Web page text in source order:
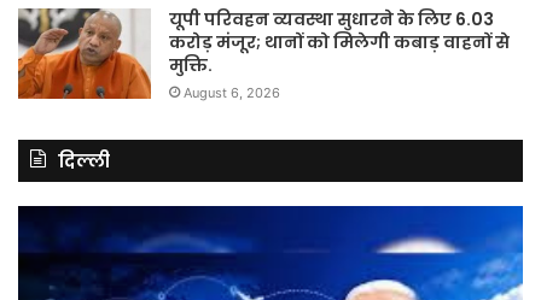
यूपी परिवहन व्यवस्था सुधारने के लिए 6.03
करोड़ मंजूर; थानों को मिलेगी कबाड़ वाहनों से
मुक्ति.
August 6, 2026
दिल्ली